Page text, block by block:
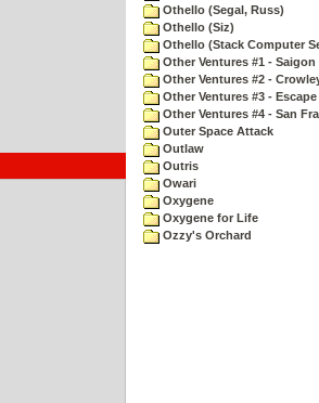
Othello (Segal, Russ)
Othello (Siz)
Othello (Stack Computer
Other Ventures #1 -
Other Ventures #2 -
Other Ventures #3 -
Other Ventures #4 - San
Outer Space Attack
Outlaw
Outris
Owari
Oxygene
Oxygene for Life
Ozzy's Orchard